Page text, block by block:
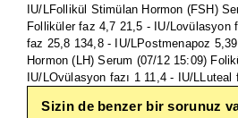
IU/LFollikül Stimülan Hormon (FSH)
Folliküler faz 4,7 21,5 - IU/Lovülasyon
faz 25,8 134,8 - IU/LPostmenapoz
Hormon (LH) Serum (07/12 15:09)
IU/LOvülasyon fazı 1 11,4 - IU/
Sizin de benzer bir sorunuz